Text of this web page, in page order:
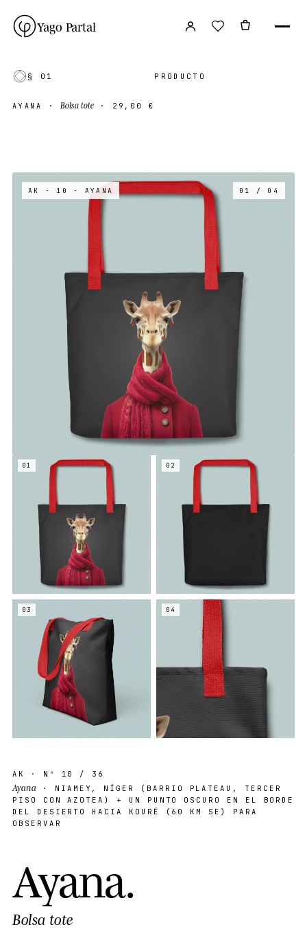
Yago Partal
§ 01 PRODUCTO
AYANA ·Bolsa tote · 29,00 €
AK · 10 · AYANA 01 / 04
01 02
03 04
AK · Nº 10 / 36
Ayana · NIAMEY, NÍGER (BARRIO PLATEAU, TERCER
PISO CON AZOTEA) + UN PUNTO OSCURO EN EL BORDE
DEL DESIERTO HACIA KOURÉ (60 KM SE) PARA
OBSERVAR
Ayana.
Bolsa tote